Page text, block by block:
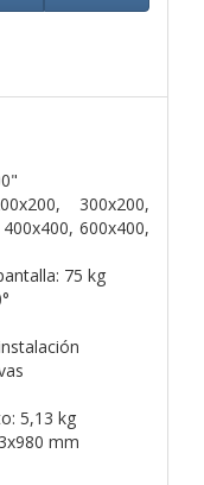
300x200,
600x400,
75 kg
5,13 kg
mm